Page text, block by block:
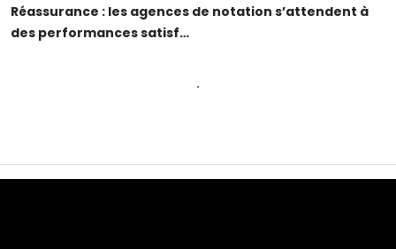
Réassurance : les agences de notation s’attendent à
des performances satisf…